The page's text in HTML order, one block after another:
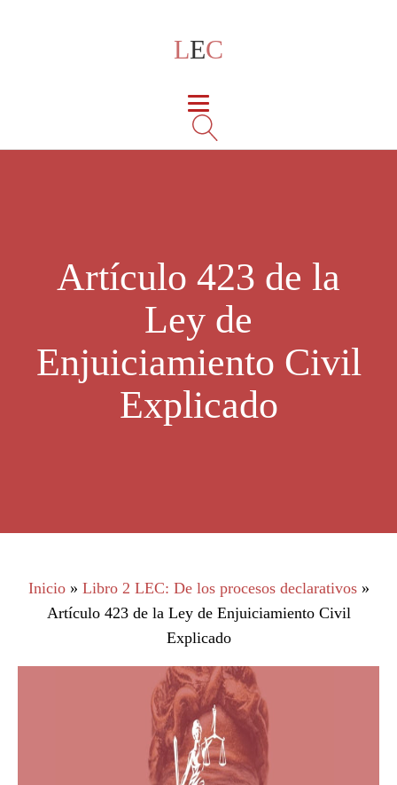
LEC
Artículo 423 de la
Ley de
Enjuiciamiento Civil
Explicado
Inicio» Libro 2 LEC: De los procesos declarativos»
Artículo 423 de la Ley de Enjuiciamiento Civil
Explicado